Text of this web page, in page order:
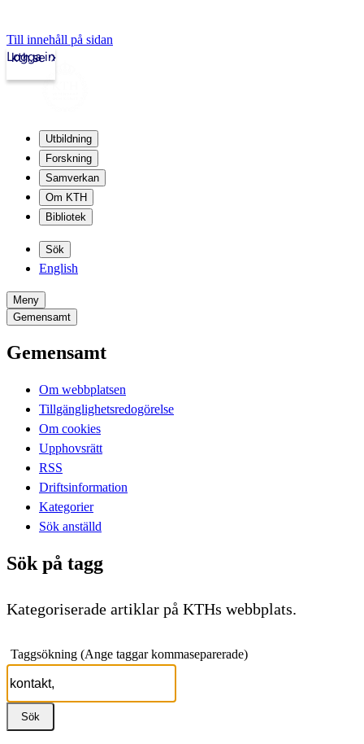
Till innehåll på sidan
kth.se
Logga in
Utbildning
Forskning
Samverkan
Om KTH
Bibliotek
Sök
English
Meny
Gemensamt
Gemensamt
Om webbplatsen
Tillgänglighetsredogörelse
Om cookies
Upphovsrätt
RSS
Driftsinformation
Kategorier
Sök anställd
Sök på tagg
Kategoriserade artiklar på KTHs webbplats.
Taggsökning (Ange taggar kommaseparerade)